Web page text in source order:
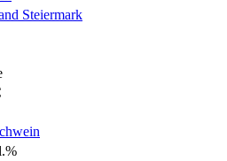
Steiermark